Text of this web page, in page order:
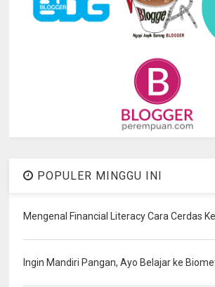
POPULER MINGGU INI
Mengenal Financial Literacy Cara Cerdas
Ingin Mandiri Pangan, Ayo Belajar ke